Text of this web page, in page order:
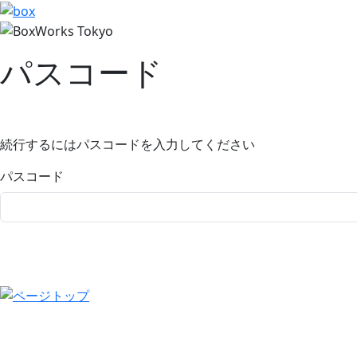
パスコード
続行するにはパスコードを入力してください
パスコード